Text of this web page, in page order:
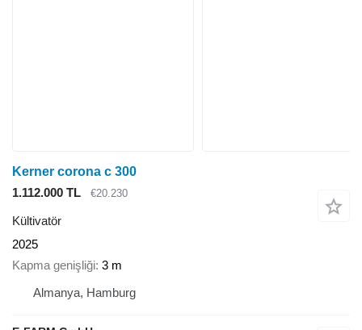
Kerner corona c 300
1.112.000 TL
€20.230
Kültivatör
2025
Kapma genişliği 3 m
Almanya, Hamburg